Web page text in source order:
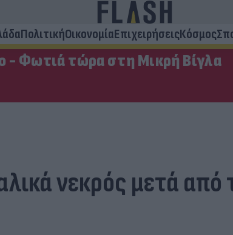
ΠολιτικήΟικονομίαΕπιχειρήσειςΚόσμος
- Φωτιά τώρα στη Μικρή Βίγλα
νεκρός μετά από